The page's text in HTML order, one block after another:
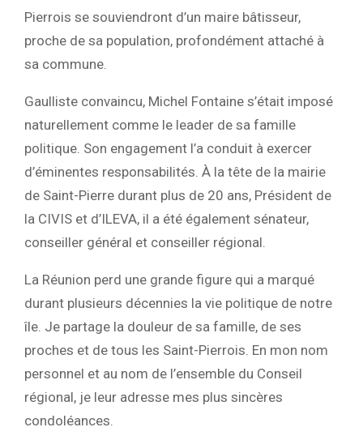
Pierrois se souviendront d’un maire bâtisseur,
proche de sa population, profondément attaché à
sa commune.
Gaulliste convaincu, Michel Fontaine s’était imposé
naturellement comme le leader de sa famille
politique. Son engagement l’a conduit à exercer
d’éminentes responsabilités. À la tête de la mairie
de Saint-Pierre durant plus de 20 ans, Président de
la CIVIS et d’ILEVA, il a été également sénateur,
conseiller général et conseiller régional.
La Réunion perd une grande figure qui a marqué
durant plusieurs décennies la vie politique de notre
île. Je partage la douleur de sa famille, de ses
proches et de tous les Saint-Pierrois. En mon nom
personnel et au nom de l’ensemble du Conseil
régional, je leur adresse mes plus sincères
condoléances.